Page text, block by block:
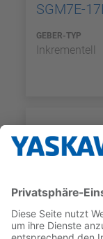
SGM7E-
GEBER-TYP
Inkrementell